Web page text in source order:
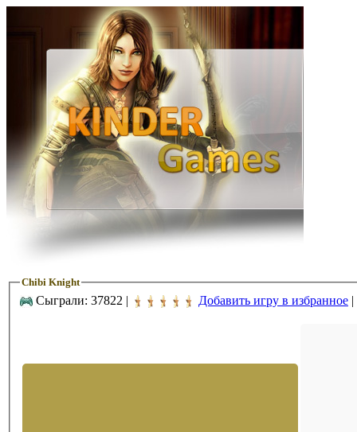
Chibi Knight
Сыграли: 37822 | Добавить игру в избранное |